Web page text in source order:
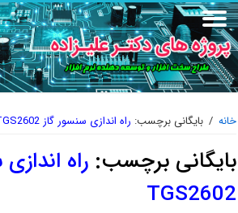
خانه / بایگانی برچسب: راه اندازی سنسور گاز TGS2602
بایگانی برچسب:راه
TGS2602